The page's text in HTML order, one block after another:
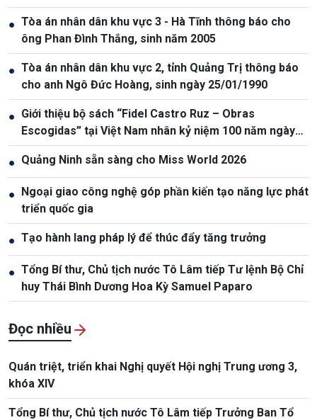
● Tòa án nhân dân khu vực 3 - Hà Tĩnh thông báo cho
ông Phan Đình Thắng, sinh năm 2005
● Tòa án nhân dân khu vực 2, tỉnh Quảng Trị thông báo
cho anh Ngô Đức Hoàng, sinh ngày 25/01/1990
● Giới thiệu bộ sách “Fidel Castro Ruz – Obras
Escogidas” tại Việt Nam nhân kỷ niệm 100 năm ngày
sinh Fidel Castro
● Quảng Ninh sẵn sàng cho Miss World 2026
● Ngoại giao công nghệ góp phần kiến tạo năng lực phát
triển quốc gia
● Tạo hành lang pháp lý để thúc đẩy tăng trưởng
● Tổng Bí thư, Chủ tịch nước Tô Lâm tiếp Tư lệnh Bộ Chỉ
huy Thái Bình Dương Hoa Kỳ Samuel Paparo
Đọc nhiều
Quán triệt, triển khai Nghị quyết Hội nghị Trung ương 3,
khóa XIV
Tổng Bí thư, Chủ tịch nước Tô Lâm tiếp Trưởng Ban Tổ